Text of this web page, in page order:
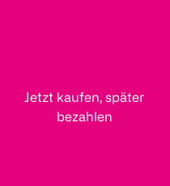
Jetzt kaufen, später
bezahlen